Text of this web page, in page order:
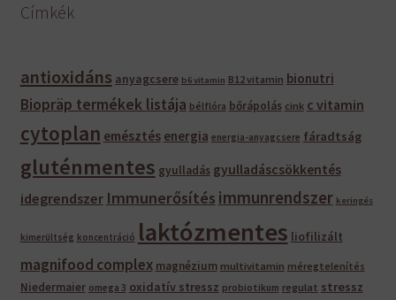
Címkék
antioxidáns anyagcsere b6 vitamin B12 vitamin bionutri
Biopräp termékek listája bélflóra bőrápolás cink c vitamin
cytoplan emésztés energia energia-anyagcsere fáradtság
gluténmentes gyulladás gyulladáscsökkentés
idegrendszer Immunerősítés immunrendszer keringés
kimerültség koncentráció laktózmentes liofilizált
magnifood complex magnézium multivitamin méregtelenítés
Niedermaier omega 3 oxidatív stressz probiotikum regulat stressz